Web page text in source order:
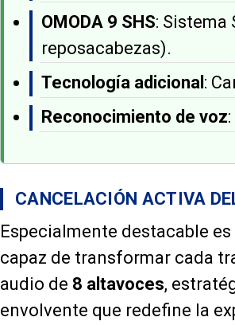
OMODA 9 SHS: Sistema
reposacabezas).
Tecnología adicional :
Reconocimiento de voz
CANCELACIÓN ACTIVA
Especialmente destacable
capaz de transformar cada
audio de 8 altavoces,
envolvente que redefine la